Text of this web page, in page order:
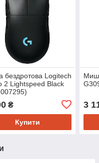
бездротова Logitech
2 Lightspeed Black
₴
Купити
3